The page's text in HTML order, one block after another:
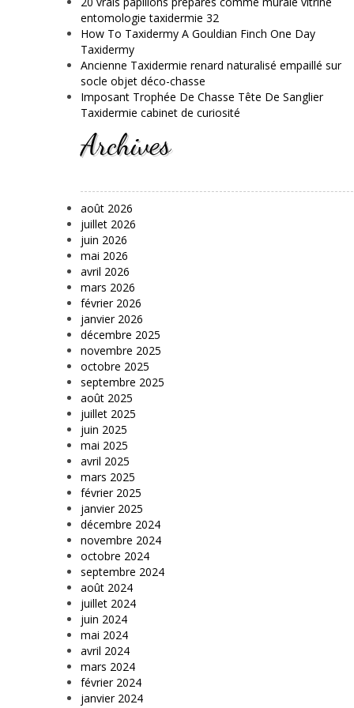
entomologie taxidermie 32
How To Taxidermy A Gouldian Finch One Day
Taxidermy
Ancienne Taxidermie renard naturalisé empaillé sur
socle objet déco-chasse
Imposant Trophée De Chasse Tête De Sanglier
Taxidermie cabinet de curiosité
Archives
août 2026
juillet 2026
juin 2026
mai 2026
avril 2026
mars 2026
février 2026
janvier 2026
décembre 2025
novembre 2025
octobre 2025
septembre 2025
août 2025
juillet 2025
juin 2025
mai 2025
avril 2025
mars 2025
février 2025
janvier 2025
décembre 2024
novembre 2024
octobre 2024
septembre 2024
août 2024
juillet 2024
juin 2024
mai 2024
avril 2024
mars 2024
février 2024
janvier 2024